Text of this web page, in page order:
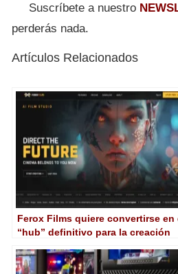
Suscríbete a nuestro
perderás nada.
Artículos Relacionados
Ferox Films quiere convertirse en
“hub” definitivo para la creación